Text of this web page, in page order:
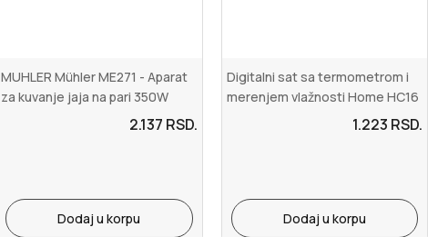
MUHLER Mühler ME271 - Aparat
za kuvanje jaja na pari 350W
2.137 RSD.
Dodaj u korpu
Digitalni sat sa termometrom i
merenjem vlažnosti Home HC16
1.223 RSD.
Dodaj u korpu